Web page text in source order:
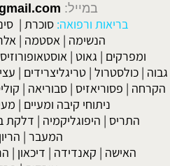
במייל:
בריאות ורפואה: סוכרת |
הנשימה | אסטמה |
ומפרקים | גאוט | אוסטאופורוזיס
גבוה |כולסטרול |טריגליצרידים |
הקרחה | פסוריאזיס |סבוריאה |
ניתוחי קיבה ומעיים |
התריס | היפוגליקמיה | דלקת
המעבר |
האישה | קאנדידה | דיכאון |